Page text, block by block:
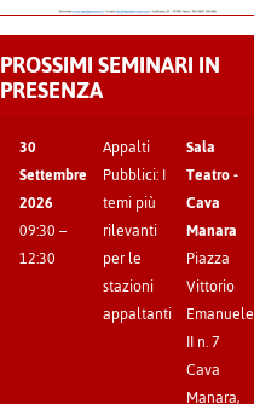
PROSSIMI SEMINARI IN
PRESENZA
30
Settembre
2026
09:30–
12:30
Appalti
Pubblici: I
temi più
rilevanti
per le
stazioni
appaltanti
Sala
Teatro -
Cava
Manara
Piazza
Vittorio
Emanuele
II n. 7
Cava
Manara,